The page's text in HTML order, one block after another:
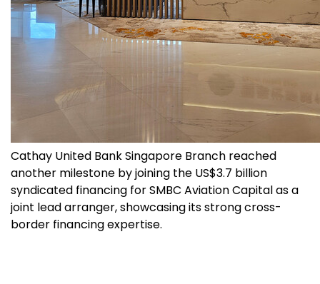
Cathay United Bank Singapore Branch reached
another milestone by joining the US$3.7 billion
syndicated financing for SMBC Aviation Capital as a
joint lead arranger, showcasing its strong cross-
border financing expertise.